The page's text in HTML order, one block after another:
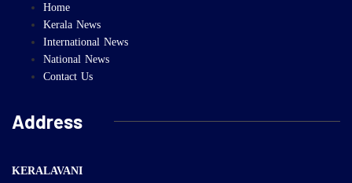
Home
Kerala News
International News
National News
Contact Us
Address
KERALAVANI